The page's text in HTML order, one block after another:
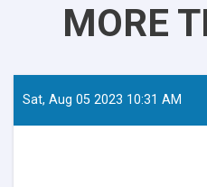
MORE
Sat, Aug 05 2023 10:31 AM